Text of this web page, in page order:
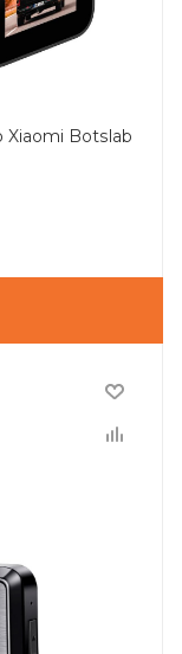
Xiaomi Botslab